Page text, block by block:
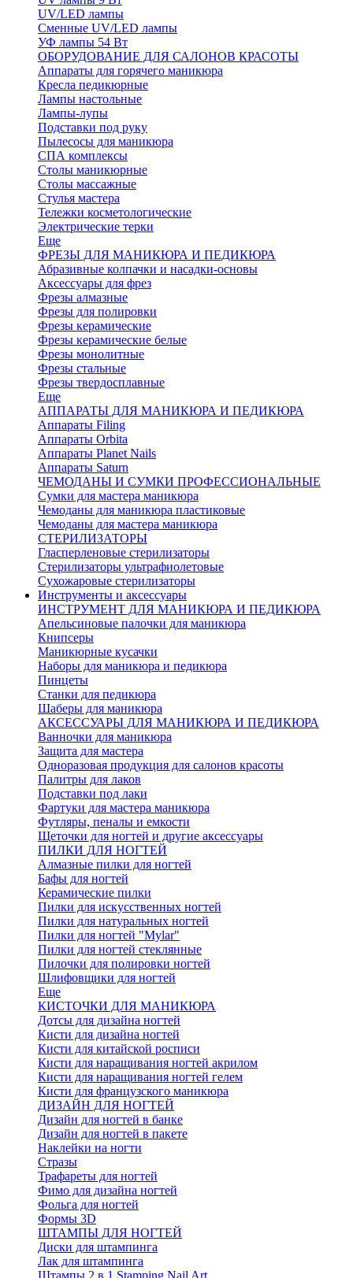
UV/LED лампы
Сменные UV/LED лампы
УФ лампы 54 Вт
ОБОРУДОВАНИЕ ДЛЯ САЛОНОВ КРАСОТЫ
Аппараты для горячего маникюра
Кресла педикюрные
Лампы настольные
Лампы-лупы
Подставки под руку
Пылесосы для маникюра
СПА комплексы
Столы маникюрные
Столы массажные
Стулья мастера
Тележки косметологические
Электрические терки
Еще
ФРЕЗЫ ДЛЯ МАНИКЮРА И ПЕДИКЮРА
Абразивные колпачки и насадки-основы
Аксессуары для фрез
Фрезы алмазные
Фрезы для полировки
Фрезы керамические
Фрезы керамические белые
Фрезы монолитные
Фрезы стальные
Фрезы твердосплавные
Еще
АППАРАТЫ ДЛЯ МАНИКЮРА И ПЕДИКЮРА
Аппараты Filing
Аппараты Orbita
Аппараты Planet Nails
Аппараты Saturn
ЧЕМОДАНЫ И СУМКИ ПРОФЕССИОНАЛЬНЫЕ
Сумки для мастера маникюра
Чемоданы для маникюра пластиковые
Чемоданы для мастера маникюра
СТЕРИЛИЗАТОРЫ
Гласперленовые стерилизаторы
Стерилизаторы ультрафиолетовые
Сухожаровые стерилизаторы
Инструменты и аксессуары
ИНСТРУМЕНТ ДЛЯ МАНИКЮРА И ПЕДИКЮРА
Апельсиновые палочки для маникюра
Книпсеры
Маникюрные кусачки
Наборы для маникюра и педикюра
Пинцеты
Станки для педикюра
Шаберы для маникюра
АКСЕССУАРЫ ДЛЯ МАНИКЮРА И ПЕДИКЮРА
Ванночки для маникюра
Защита для мастера
Одноразовая продукция для салонов красоты
Палитры для лаков
Подставки под лаки
Фартуки для мастера маникюра
Футляры, пеналы и емкости
Щеточки для ногтей и другие аксессуары
ПИЛКИ ДЛЯ НОГТЕЙ
Алмазные пилки для ногтей
Бафы для ногтей
Керамические пилки
Пилки для искусственных ногтей
Пилки для натуральных ногтей
Пилки для ногтей "Mylar"
Пилки для ногтей стеклянные
Пилочки для полировки ногтей
Шлифовщики для ногтей
Еще
КИСТОЧКИ ДЛЯ МАНИКЮРА
Дотсы для дизайна ногтей
Кисти для дизайна ногтей
Кисти для китайской росписи
Кисти для наращивания ногтей акрилом
Кисти для наращивания ногтей гелем
Кисти для французского маникюра
ДИЗАЙН ДЛЯ НОГТЕЙ
Дизайн для ногтей в банке
Дизайн для ногтей в пакете
Наклейки на ногти
Стразы
Трафареты для ногтей
Фимо для дизайна ногтей
Фольга для ногтей
Формы 3D
ШТАМПЫ ДЛЯ НОГТЕЙ
Диски для штампинга
Лак для штампинга
Штампы 2 в 1 Stamping Nail Art